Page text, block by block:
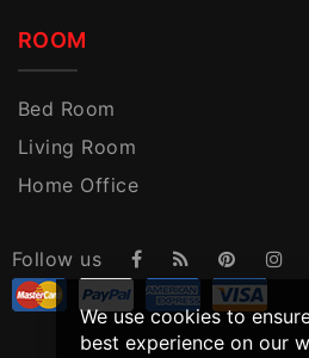
ROOM
Bed Room
Living Room
Home Office
Follow us
We use cookies to
best experience on our